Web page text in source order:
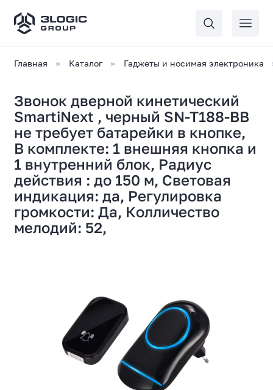
Главная Каталог Гаджеты и носимая электроника
Звонок дверной кинетический
SmartiNext , черный SN-T188-BB
не требует батарейки в кнопке,
В комплекте: 1 внешняя кнопка и
1 внутренний блок, Радиус
действия : до 150 м, Световая
индикация: да, Регулировка
громкости: Да, Колличество
мелодий: 52,